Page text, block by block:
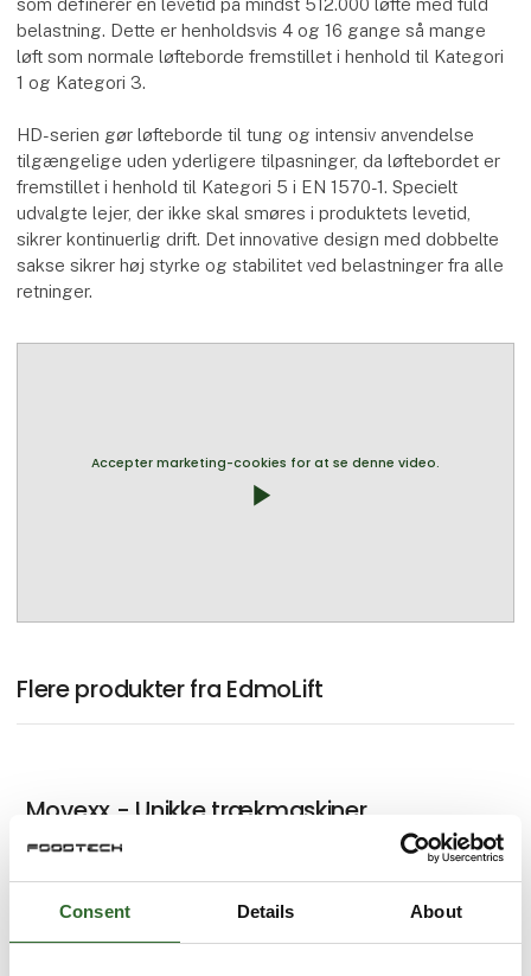
Consent Details About
belastning. Dette er henholdsvis 4 og 16 gange så mange
løft som normale løfteborde fremstillet i henhold til Kategori
1 og Kategori 3.
HD-serien gør løfteborde til tung og intensiv anvendelse
tilgængelige uden yderligere tilpasninger, da løftebordet er
fremstillet i henhold til Kategori 5 i EN 1570-1. Specielt
udvalgte lejer, der ikke skal smøres i produktets levetid,
sikrer kontinuerlig drift. Det innovative design med dobbelte
sakse sikrer høj styrke og stabilitet ved belastninger fra alle
retninger.
Accepter marketing-cookies for at se denne video.
play_arrow
Flere produkter fra EdmoLift
Movexx - Unikke trækmaskiner
Rustfri løfteborde